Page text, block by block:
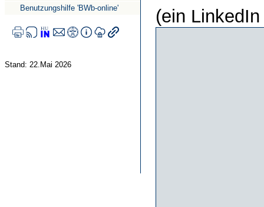
Benutzungshilfe 'BWb-online'
Stand: 22.Mai 2026
(ein